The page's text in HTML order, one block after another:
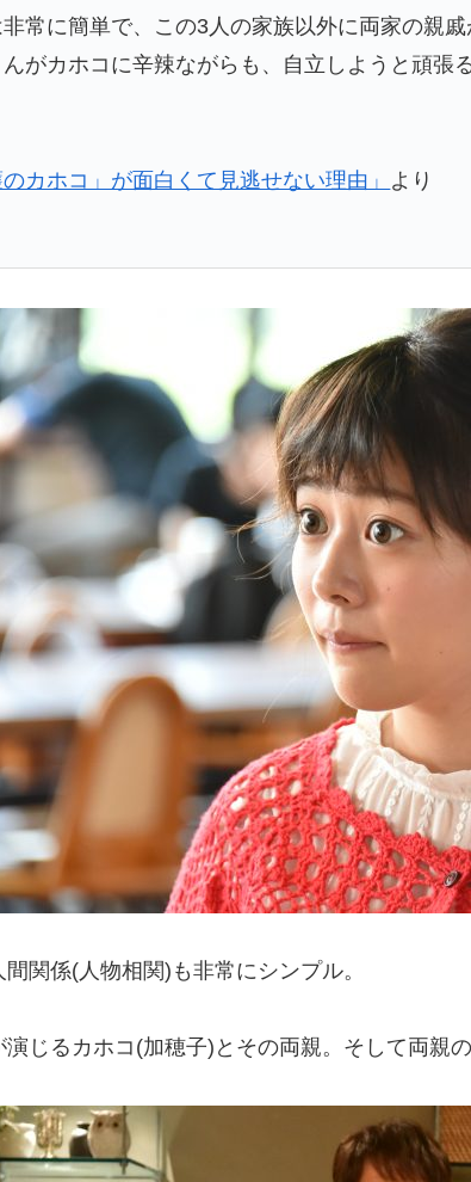
非常に簡単で、この3人の家族以外に両家の親
がカホコに辛辣ながらも、自立しようと頑張
のカホコ」が面白くて見逃せない理由」 より
関係(人物相関)も非常にシンプル。
じるカホコ(加穂子)とその両親。そして両親